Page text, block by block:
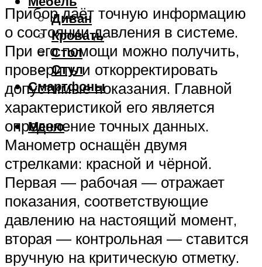
Диван
Кровать
Стол
Стул
Смартфоны
Меню
Прибор даёт точную информацию
о состоянии давления в системе.
При его помощи можно получить,
проверить и откорректировать
допустимые показания. Главной
характеристикой его является
определение точных данных.
Манометр оснащён двумя
стрелками: красной и чёрной.
Первая — рабочая — отражает
показания, соответствующие
давлению на настоящий момент,
вторая — контрольная — ставится
вручную на критическую отметку.